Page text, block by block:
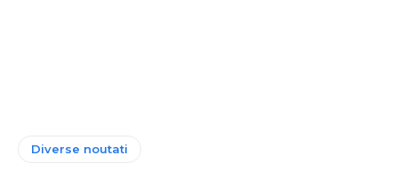
Diverse noutati